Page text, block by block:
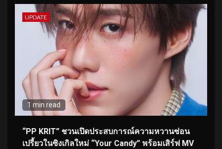
UPDATE
1 min read
“PP KRIT” ชวนเปิดประสบการณ์ความหวานซ่อน
เปรี้ยวในซิงเกิลใหม่ “Your Candy” พร้อมเสิร์ฟ MV